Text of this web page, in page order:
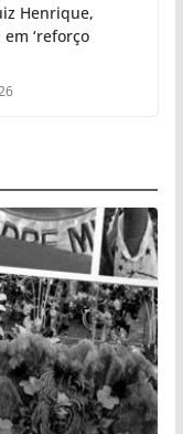
Henrique,
‘reforço